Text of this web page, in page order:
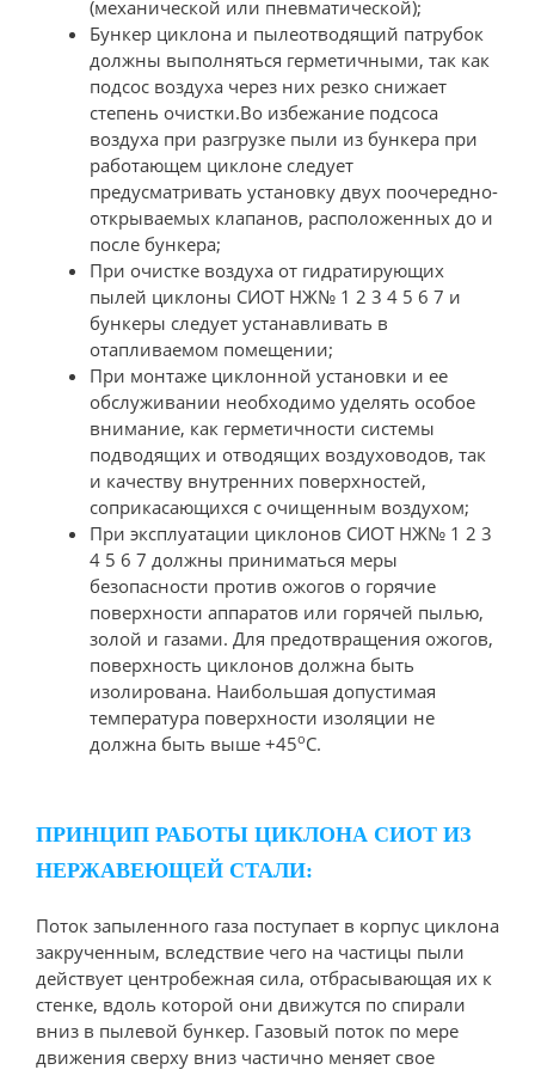
(механической или пневматической);
Бункер циклона и пылеотводящий патрубок
должны выполняться герметичными, так как
подсос воздуха через них резко снижает
степень очистки.Во избежание подсоса
воздуха при разгрузке пыли из бункера при
работающем циклоне следует
предусматривать установку двух поочередно-
открываемых клапанов, расположенных до и
после бункера;
При очистке воздуха от гидратирующих
пылей циклоны СИОТ НЖ№ 1 2 3 4 5 6 7 и
бункеры следует устанавливать в
отапливаемом помещении;
При монтаже циклонной установки и ее
обслуживании необходимо уделять особое
внимание, как герметичности системы
подводящих и отводящих воздуховодов, так
и качеству внутренних поверхностей,
соприкасающихся с очищенным воздухом;
При эксплуатации циклонов СИОТ НЖ№ 1 2 3
4 5 6 7 должны приниматься меры
безопасности против ожогов о горячие
поверхности аппаратов или горячей пылью,
золой и газами. Для предотвращения ожогов,
поверхность циклонов должна быть
изолирована. Наибольшая допустимая
температура поверхности изоляции не
должна быть выше +45оС.
ПРИНЦИП РАБОТЫ ЦИКЛОНА СИОТ ИЗ
НЕРЖАВЕЮЩЕЙ СТАЛИ:
Поток запыленного газа поступает в корпус циклона
закрученным, вследствие чего на частицы пыли
действует центробежная сила, отбрасывающая их к
стенке, вдоль которой они движутся по спирали
вниз в пылевой бункер. Газовый поток по мере
движения сверху вниз частично меняет свое